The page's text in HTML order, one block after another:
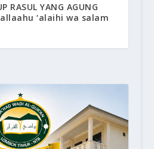
RASUL YANG AGUNG
‘alaihi wa salam